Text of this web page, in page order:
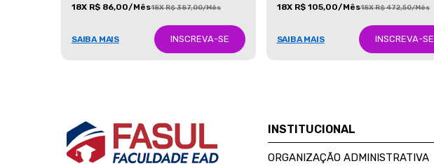
18X R$ 86,00/Mês18X R$ 387,00/Mês
SAIBA MAIS INSCREVA-SE
18X R$ 105,00/Mês18X R$ 472,50/Mês
SAIBA MAIS INSCREVA-SE
INSTITUCIONAL
ORGANIZAÇÃO ADMINISTRATIVA